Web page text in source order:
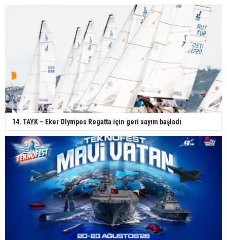
14. TAYK – Eker Olympos Regatta için geri sayım başladı